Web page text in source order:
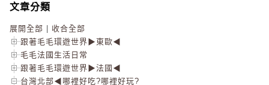
文章分類
展開全部
收合全部
跟著毛毛環遊世界▶東歐◀
毛毛法國生活日常
跟著毛毛環遊世界▶法國◀
台灣北部◀哪裡好吃?哪裡好玩?